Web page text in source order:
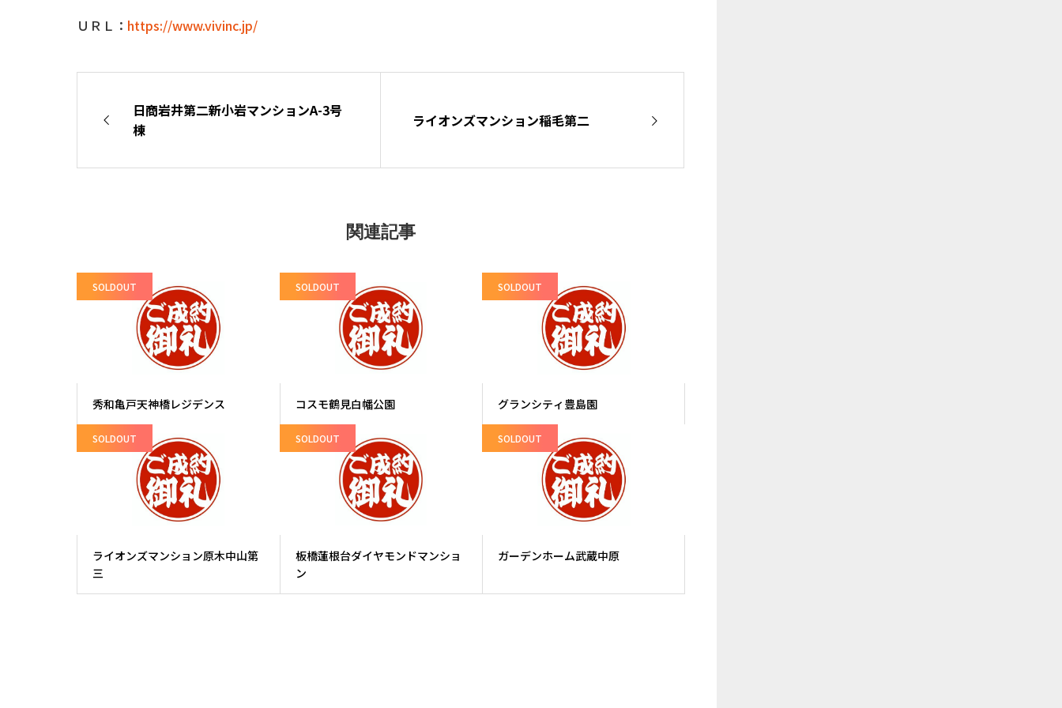
ＵＲＬ： https://www.vivinc.jp/
日商岩井第二新小岩マンションA-3号
棟
ライオンズマンション稲毛第二
関連記事
SOLDOUT
秀和亀戸天神橋レジデンス
SOLDOUT
コスモ鶴見白幡公園
SOLDOUT
グランシティ豊島園
SOLDOUT
ライオンズマンション原木中山第
三
SOLDOUT
板橋蓮根台ダイヤモンドマンショ
ン
SOLDOUT
ガーデンホーム武蔵中原